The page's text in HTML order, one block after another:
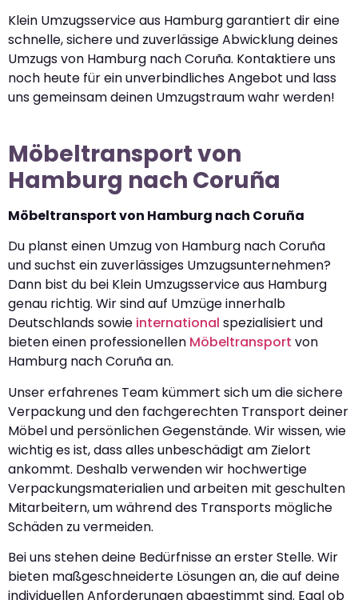
Klein Umzugsservice aus Hamburg garantiert dir eine
schnelle, sichere und zuverlässige Abwicklung deines
Umzugs von Hamburg nach Coruña. Kontaktiere uns
noch heute für ein unverbindliches Angebot und lass
uns gemeinsam deinen Umzugstraum wahr werden!
Möbeltransport von
Hamburg nach Coruña
Möbeltransport von Hamburg nach Coruña
Du planst einen Umzug von Hamburg nach Coruña
und suchst ein zuverlässiges Umzugsunternehmen?
Dann bist du bei Klein Umzugsservice aus Hamburg
genau richtig. Wir sind auf Umzüge innerhalb
Deutschlands sowie international spezialisiert und
bieten einen professionellen Möbeltransport von
Hamburg nach Coruña an.
Unser erfahrenes Team kümmert sich um die sichere
Verpackung und den fachgerechten Transport deiner
Möbel und persönlichen Gegenstände. Wir wissen, wie
wichtig es ist, dass alles unbeschädigt am Zielort
ankommt. Deshalb verwenden wir hochwertige
Verpackungsmaterialien und arbeiten mit geschulten
Mitarbeitern, um während des Transports mögliche
Schäden zu vermeiden.
Bei uns stehen deine Bedürfnisse an erster Stelle. Wir
bieten maßgeschneiderte Lösungen an, die auf deine
individuellen Anforderungen abgestimmt sind. Egal ob